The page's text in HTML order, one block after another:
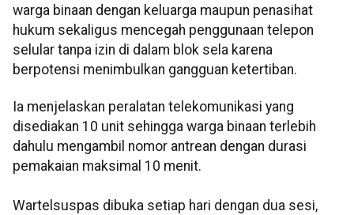
warga binaan dengan keluarga maupun penasihat
hukum sekaligus mencegah penggunaan telepon
selular tanpa izin di dalam blok sela karena
berpotensi menimbulkan gangguan ketertiban.
Ia menjelaskan peralatan telekomunikasi yang
disediakan 10 unit sehingga warga binaan terlebih
dahulu mengambil nomor antrean dengan durasi
pemakaian maksimal 10 menit.
Wartelsuspas dibuka setiap hari dengan dua sesi,